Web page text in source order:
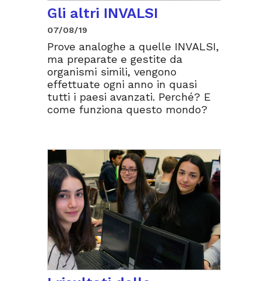
Gli altri INVALSI
07/08/19
Prove analoghe a quelle INVALSI,
ma preparate e gestite da
organismi simili, vengono
effettuate ogni anno in quasi
tutti i paesi avanzati. Perché? E
come funziona questo mondo?